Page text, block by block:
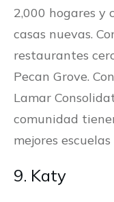
2,000 hogares y
casas nuevas.
restaurantes
Pecan Grove.
Lamar
comunidad
mejores
9. Katy